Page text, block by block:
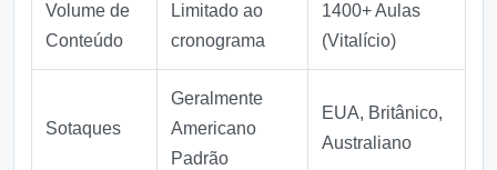
Volume de
Conteúdo
Limitado ao
cronograma
1400+ Aulas
(Vitalício)
Sotaques
Geralmente
Americano
Padrão
EUA, Britânico,
Australiano